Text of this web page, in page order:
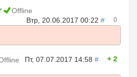
Offline
Втр, 20.06.2017 00:22 # 0
Пт, 07.07.2017 14:58 # 2